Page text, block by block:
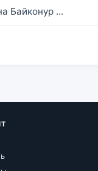
Байконур ...